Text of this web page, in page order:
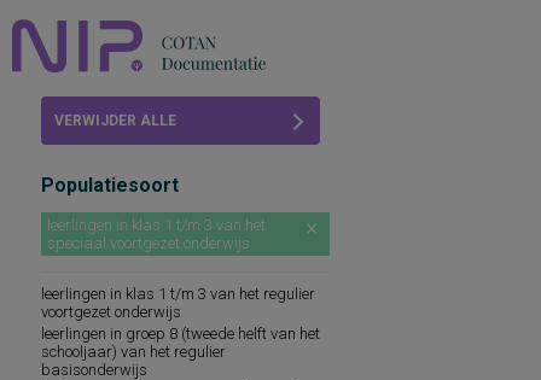
Abonneren
FAQ
VERWIJDER ALLE
Populatiesoort
leerlingen in klas 1 t/m 3 van het
speciaal voortgezet onderwijs
leerlingen in klas 1 t/m 3 van het regulier
voortgezet onderwijs
leerlingen in groep 8 (tweede helft van het
schooljaar) van het regulier
basisonderwijs